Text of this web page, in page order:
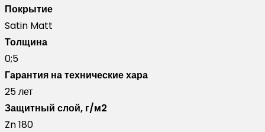
Покрытие
Satin Matt
Толщина
0;5
Гарантия на технические хара
25 лет
Защитный слой, г/м2
Zn 180